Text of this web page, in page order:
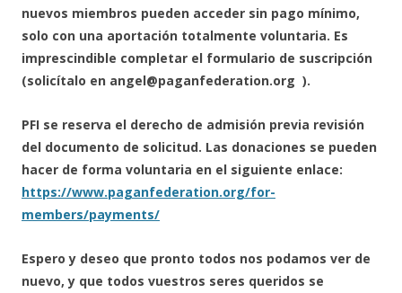
nuevos miembros pueden acceder sin pago mínimo,
solo con una aportación totalmente voluntaria. Es
imprescindible completar el formulario de suscripción
(solicítalo en angel@paganfederation.org ).
PFI se reserva el derecho de admisión previa revisión
del documento de solicitud. Las donaciones se pueden
hacer de forma voluntaria en el siguiente enlace:
https://www.paganfederation.org/for-
members/payments/
Espero y deseo que pronto todos nos podamos ver de
nuevo, y que todos vuestros seres queridos se